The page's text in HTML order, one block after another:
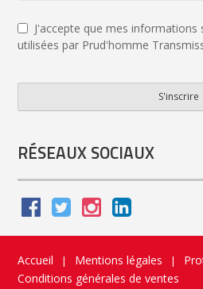
J'accepte que mes
utilisées par Prud'homme
S'inscrire
Name *
RÉSEAUX SOCIAUX
Accueil | Mentions légales |
Conditions générales de ventes